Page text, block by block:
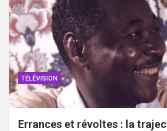
TÉLÉVISION
Errances et révoltes : la